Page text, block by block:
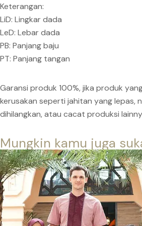
Keterangan:
LiD: Lingkar dada
LeD: Lebar dada
PB: Panjang baju
PT: Panjang tangan
Garansi produk 100%, jika produk
kerusakan seperti jahitan yang lepas,
dihilangkan, atau cacat produksi
Mungkin kamu juga